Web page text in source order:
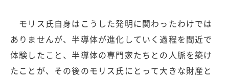
モリス氏自身はこうした発明に関わったわけでは
ありませんが、半導体が進化していく過程を間近で
体験したこと、半導体の専門家たちとの人脈を築け
たことが、その後のモリス氏にとって大きな財産と